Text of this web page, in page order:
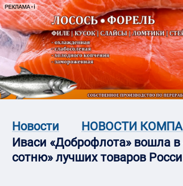
Новости
НОВОСТИ
Иваси «Доброфлота» вошла в
сотню» лучших товаров